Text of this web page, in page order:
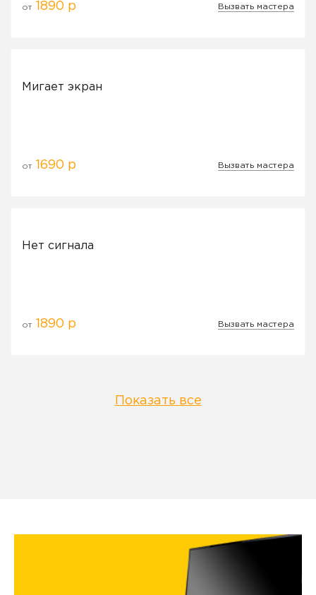
от 1890 р Вызвать мастера
Мигает экран
от 1690 р Вызвать мастера
Нет сигнала
от 1890 р Вызвать мастера
Показать все